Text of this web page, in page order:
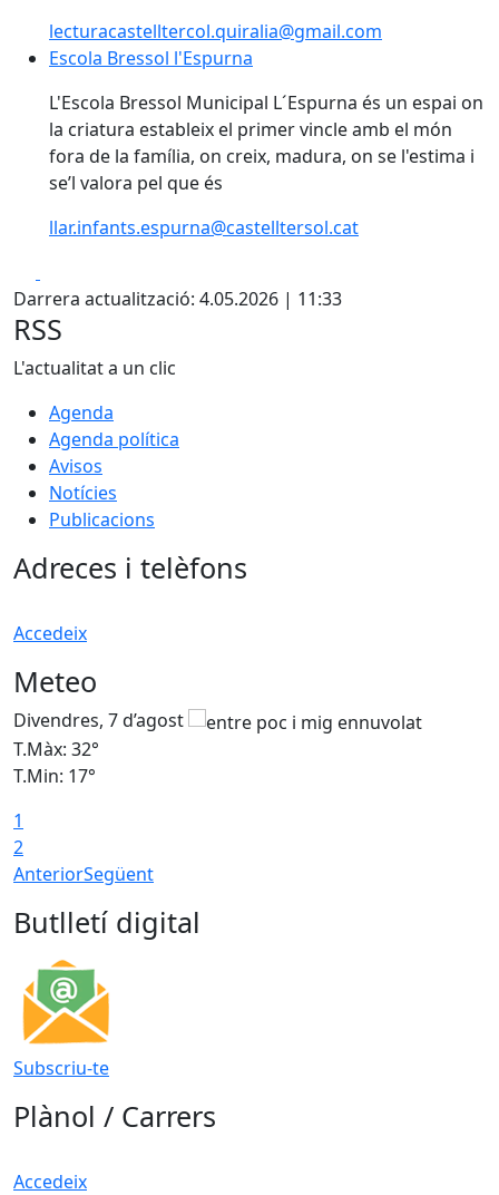
lecturacastelltercol.quiralia@gmail.com
Escola Bressol l'Espurna
Escola Bressol l'Espurna
L'Escola Bressol Municipal L´Espurna és un espai on
la criatura estableix el primer vincle amb el món
fora de la família, on creix, madura, on se l'estima i
se’l valora pel que és
llar.infants.espurna@castelltersol.cat
Darrera actualització: 4.05.2026 | 11:33
RSS
L'actualitat a un clic
Agenda
Agenda política
Avisos
Notícies
Publicacions
Adreces i telèfons
Accedeix
Meteo
Divendres, 7 d’agost
T.Màx: 32°
T.Min: 17°
1
2
AnteriorSegüent
Butlletí digital
Subscriu-te
Plànol / Carrers
Accedeix